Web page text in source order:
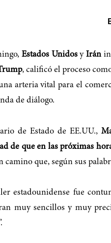
Estados UnidosyIrán
, calificó el proceso
arteria vital para el
de diálogo.
de Estado de EE.UU.,
de que en las próximas
camino que, según sus
estadounidense fue
muy sencillos y muy